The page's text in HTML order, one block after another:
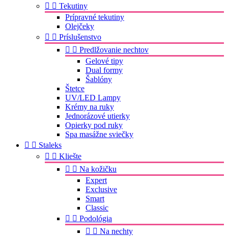
  Tekutiny
Prípravné tekutiny
Olejčeky
  Príslušenstvo
  Predlžovanie nechtov
Gelové tipy
Dual formy
Šablóny
Štetce
UV/LED Lampy
Krémy na ruky
Jednorázové utierky
Opierky pod ruky
Spa masážne sviečky
  Staleks
  Kliešte
  Na kožičku
Expert
Exclusive
Smart
Classic
  Podológia
  Na nechty